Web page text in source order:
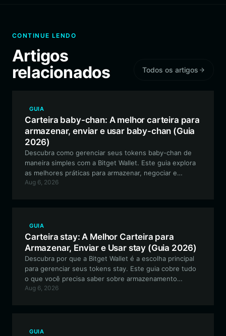
CONTINUE LENDO
Artigos
relacionados
Todos os artigos
GUIA
Carteira baby-chan: A melhor carteira para
armazenar, enviar e usar baby-chan (Guia
2026)
Descubra como gerenciar seus tokens baby-chan de
maneira simples com a Bitget Wallet. Este guia explora
as melhores práticas para armazenar, negociar e
interagir com este ativo meme orientado pela
Aug 6, 2026
GUIA
Carteira stay: A Melhor Carteira para
Armazenar, Enviar e Usar stay (Guia 2026)
Descubra por que a Bitget Wallet é a escolha principal
para gerenciar seus tokens stay. Este guia cobre tudo
o que você precisa saber sobre armazenamento
seguro, negociação de meme coins baseadas em
Aug 6, 2026
GUIA